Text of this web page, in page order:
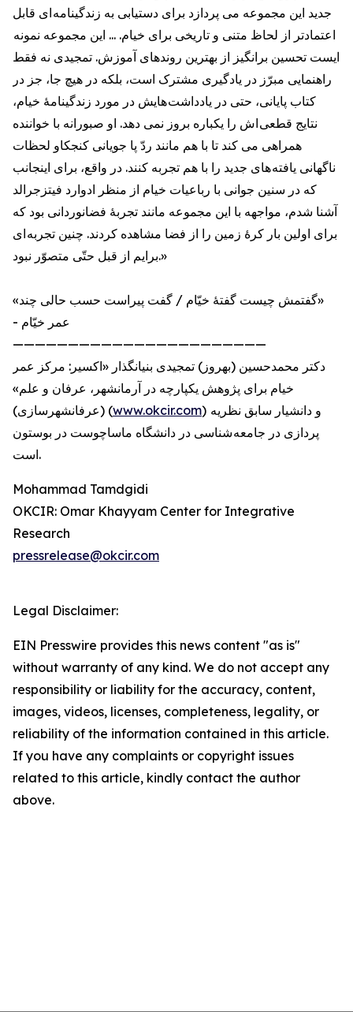
جدید این مجموعه می پردازد براى دستيابى به زندگينامه ای قابل
اعتمادتر از لحاظ متنی و تاریخی برای خیام. ... این مجموعه نمونه
ايست تحسین برانگیز از بهترين روندهاى آموزش. تمجيدى نه فقط
راهنمايى مبرّز در يادگيرى مشترک است، بلكه در هیچ جا، جز در
کتاب پایانی، حتى در یادداشت هايش در مورد زندگينامۀ خیام،
نتايج قطعى اش را يكباره بروز نمى دهد. او صبورانه با خواننده
همراهى مى كند تا با هم مانند ردّ پا جويانى كنجكاو لحظات
ناگهانى يافته هاى جديد را با هم تجربه كنند. در واقع، برای اينجانب
که در سنین جوانى با رباعيات خیام از منظر ادوارد فیتزجرالد
آشنا شدم، مواجهه با این مجموعه مانند تجربۀ فضانوردانی بود که
برای اولین بار كرۀ زمین را از فضا مشاهده کردند. چنين تجربه اى
برايم از قبل حتّى متصوّر نبود.»
«گفتمش چيست گفتۀ خيّام / گفت پيراست حسب حالى چند»
- عمر خيّام
———————————————————————
دكتر محمدحسين (بهروز) تمجيدى بنیانگذار «اكسير: مرکز عمر
خیام براى پژوهش يكپارچه در آرمانشهر، عرفان و علم»
(عرفانشهرسازى) (www.okcir.com) و دانشيار سابق نظريه
پردازى در جامعه شناسى در دانشگاه ماساچوست در بوستون
است.
Mohammad Tamdgidi
OKCIR: Omar Khayyam Center for Integrative
Research
pressrelease@okcir.com
Legal Disclaimer:
EIN Presswire provides this news content "as is"
without warranty of any kind. We do not accept any
responsibility or liability for the accuracy, content,
images, videos, licenses, completeness, legality, or
reliability of the information contained in this article.
If you have any complaints or copyright issues
related to this article, kindly contact the author
above.